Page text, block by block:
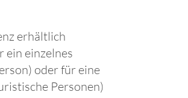
erhältlich
ein einzelnes
oder für eine
Personen)